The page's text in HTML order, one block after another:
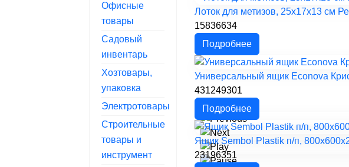
Офисные
товары
Садовый
инвентарь
Хозтовары,
упаковка
Электротовары
Строительные
товары и
инструмент
Лоток для метизов, 25x17x13 см
15836634
Подробнее
Универсальный ящик Econova
431249301
Подробнее
Ящик Sembol Plastik п/п,
23196351